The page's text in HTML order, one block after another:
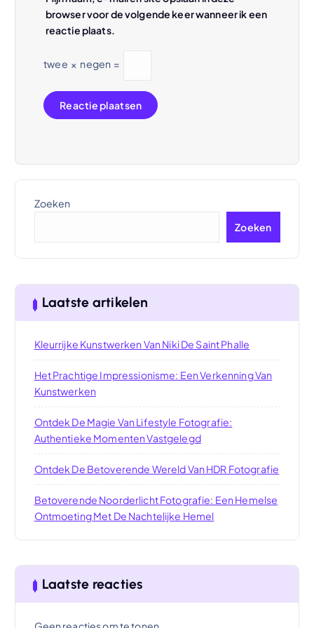
browser voor de volgende keer wanneer ik een
reactie plaats.
twee × negen =
Zoeken
Zoeken
Laatste artikelen
Kleurrijke Kunstwerken Van Niki De Saint Phalle
Het Prachtige Impressionisme: Een Verkenning Van
Kunstwerken
Ontdek De Magie Van Lifestyle Fotografie:
Authentieke Momenten Vastgelegd
Ontdek De Betoverende Wereld Van HDR Fotografie
Betoverende Noorderlicht Fotografie: Een Hemelse
Ontmoeting Met De Nachtelijke Hemel
Laatste reacties